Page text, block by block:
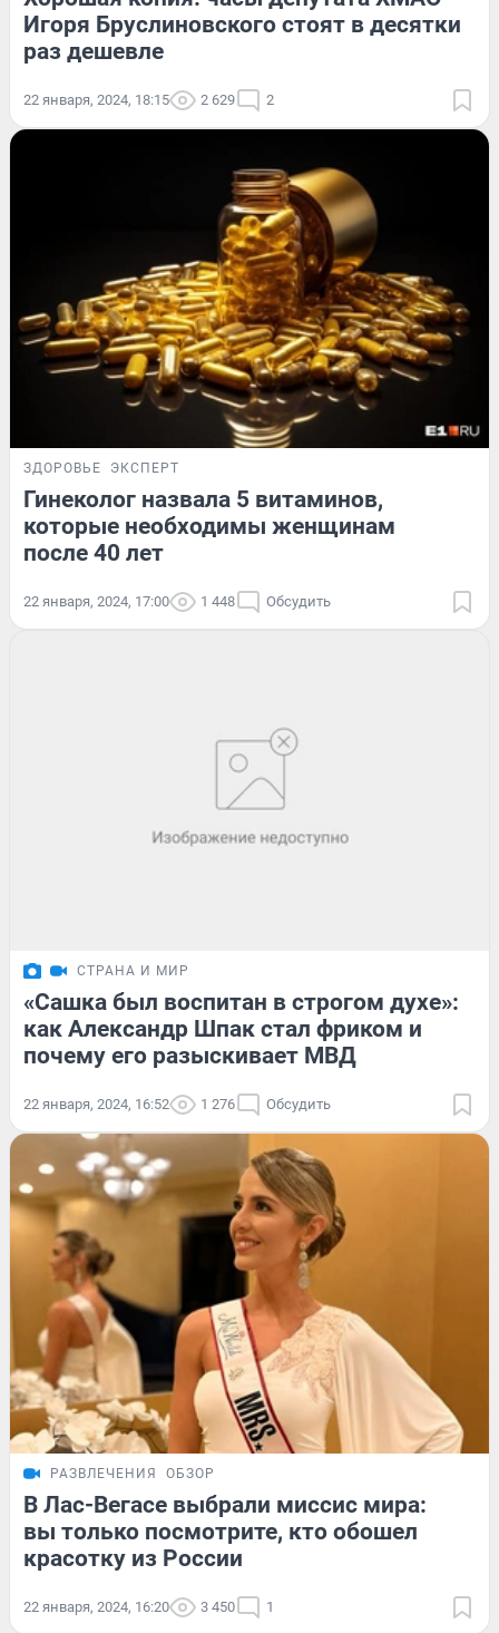
Игоря Бруслиновского стоят в десятки
раз дешевле
22 января, 2024, 18:15 2 629 2
ЗДОРОВЬЕ ЭКСПЕРТ
Гинеколог назвала 5 витаминов,
которые необходимы женщинам
после 40 лет
22 января, 2024, 17:00 1 448 Обсудить
СТРАНА И МИР
«Сашка был воспитан в строгом духе»:
как Александр Шпак стал фриком и
почему его разыскивает МВД
22 января, 2024, 16:52 1 276 Обсудить
РАЗВЛЕЧЕНИЯ ОБЗОР
В Лас-Вегасе выбрали миссис мира:
вы только посмотрите, кто обошел
красотку из России
22 января, 2024, 16:20 3 450 1